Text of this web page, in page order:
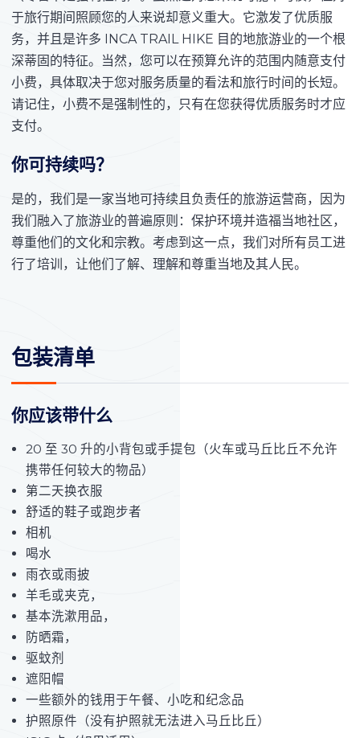
于旅行期间照顾您的人来说却意义重大。它激发了优质服
务，并且是许多 INCA TRAIL HIKE 目的地旅游业的一个根
深蒂固的特征。当然，您可以在预算允许的范围内随意支付
小费，具体取决于您对服务质量的看法和旅行时间的长短。
请记住，小费不是强制性的，只有在您获得优质服务时才应
支付。
你可持续吗？
是的，我们是一家当地可持续且负责任的旅游运营商，因为
我们融入了旅游业的普遍原则：保护环境并造福当地社区，
尊重他们的文化和宗教。考虑到这一点，我们对所有员工进
行了培训，让他们了解、理解和尊重当地及其人民。
包装清单
你应该带什么
20 至 30 升的小背包或手提包（火车或马丘比丘不允许
携带任何较大的物品）
第二天换衣服
舒适的鞋子或跑步者
相机
喝水
雨衣或雨披
羊毛或夹克，
基本洗漱用品，
防晒霜，
驱蚊剂
遮阳帽
一些额外的钱用于午餐、小吃和纪念品
护照原件（没有护照就无法进入马丘比丘）